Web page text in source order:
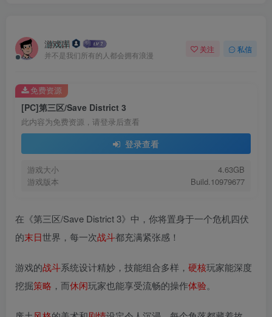
游戏库
并不是我们所有的人都会拥有浪漫
关注 私信
[PC]第三区/Save District 3
此内容为免费资源，请登录后查看
登录查看
游戏大小
4.63GB
游戏版本
Build.10979677
免费资源
在《第三区/Save District 3》中，你将置身于一个危机四伏
的末日世界，每一次战斗都充满紧张感！
游戏的战斗系统设计精妙，技能组合多样， 硬核玩家能深度
挖掘策略 ，而休闲玩家也能享受流畅的操作体验。